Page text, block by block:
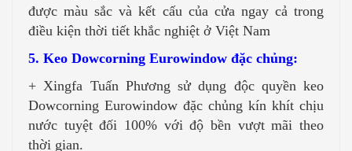
được màu sắc và kết cấu của cửa ngay cả trong
điều kiện thời tiết khắc nghiệt ở Việt Nam
5. Keo Dowcorning Eurowindow đặc chủng:
+ Xingfa Tuấn Phương sử dụng độc quyền keo
Dowcorning Eurowindow đặc chủng kín khít chịu
nước tuyệt đối 100% với độ bền vượt mãi theo
thời gian.